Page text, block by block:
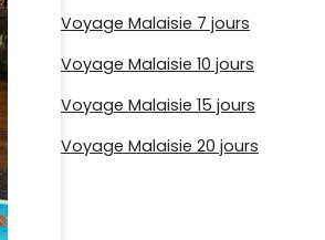
Voyage Malaisie 7 jours
Voyage Malaisie 10 jours
Voyage Malaisie 15 jours
Voyage Malaisie 20 jours